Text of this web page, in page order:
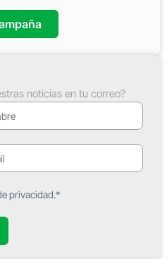
noticias en tu correo?
privacidad.*